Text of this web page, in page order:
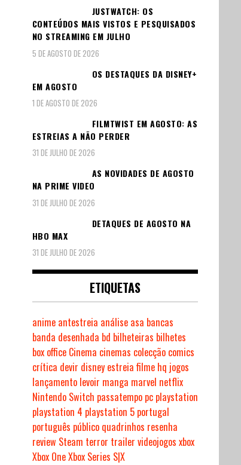
JUSTWATCH: OS
CONTEÚDOS MAIS VISTOS E PESQUISADOS
NO STREAMING EM JULHO
5 DE AGOSTO DE 2026
OS DESTAQUES DA DISNEY+
EM AGOSTO
1 DE AGOSTO DE 2026
FILMTWIST EM AGOSTO: AS
ESTREIAS A NÃO PERDER
31 DE JULHO DE 2026
AS NOVIDADES DE AGOSTO
NA PRIME VIDEO
31 DE JULHO DE 2026
DETAQUES DE AGOSTO NA
HBO MAX
31 DE JULHO DE 2026
ETIQUETAS
anime antestreia análise asa bancas
banda desenhada bd bilheteiras bilhetes
box office Cinema cinemas colecção comics
crítica devir disney estreiafilme hq jogos
lançamento levoir manga marvel netflix
Nintendo Switch passatempo pc playstation
playstation 4 playstation 5 portugal
português público quadrinhos resenha
review Steam terror trailer videojogos xbox
Xbox OneXbox Series S|X